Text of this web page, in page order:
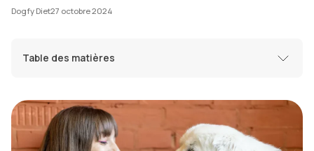
Dogfy Diet27 octobre 2024
Table des matières